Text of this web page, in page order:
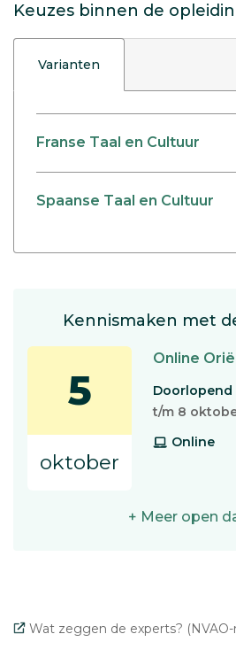
Keuzes binnen de
Varianten
Franse Taal en Cultuur
Spaanse Taal en Cultuur
Kennismaken met
5
oktober
Online
Doorlopend
t/m 8
Online
+ Meer open
Wat zeggen de experts? (NVAO-